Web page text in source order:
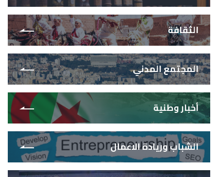
الثقافة
المجتمع المدني
أخبار وطنية
الشباب وريادة الاعمال